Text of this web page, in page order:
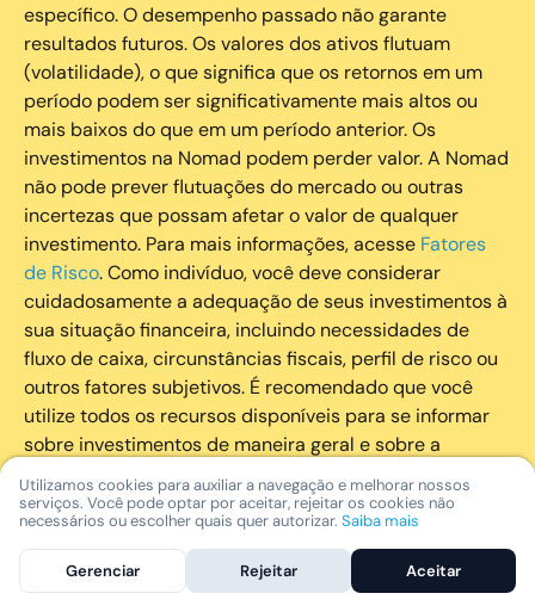
específico. O desempenho passado não garante
resultados futuros. Os valores dos ativos flutuam
(volatilidade), o que significa que os retornos em um
período podem ser significativamente mais altos ou
mais baixos do que em um período anterior. Os
investimentos na Nomad podem perder valor. A Nomad
não pode prever flutuações do mercado ou outras
incertezas que possam afetar o valor de qualquer
investimento. Para mais informações, acesse Fatores
de Risco. Como indivíduo, você deve considerar
cuidadosamente a adequação de seus investimentos à
sua situação financeira, incluindo necessidades de
fluxo de caixa, circunstâncias fiscais, perfil de risco ou
outros fatores subjetivos. É recomendado que você
utilize todos os recursos disponíveis para se informar
sobre investimentos de maneira geral e sobre a
composição geral de seu portfólio. Questões fiscais ou
legais relativas aos investimentos realizados através da
Nomad devem ser obtidas pelos próprios clientes. A
Nomad e suas afiliadas não fornecem nenhum tipo de
aconselhamento legal ou fiscal.
Utilizamos cookies para auxiliar a navegação e melhorar nossos
serviços. Você pode optar por aceitar, rejeitar os cookies não
necessários ou escolher quais quer autorizar. Saiba mais
Gerenciar Rejeitar Aceitar